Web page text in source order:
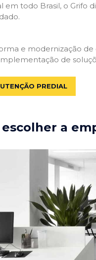
todo Brasil, o Grifo
e modernização
de
PREDIAL
escolher a